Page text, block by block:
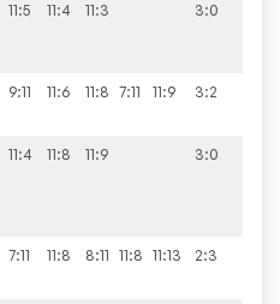
11:5 11:4 11:3 3:0
9:11 11:6 11:8 7:11 11:9 3:2
11:4 11:8 11:9 3:0
7:11 11:8 8:11 11:8 11:13 2:3